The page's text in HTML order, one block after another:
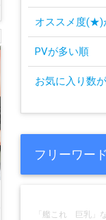
オススメ度(★)
PVが多い順
お気に入り数
フリーワー